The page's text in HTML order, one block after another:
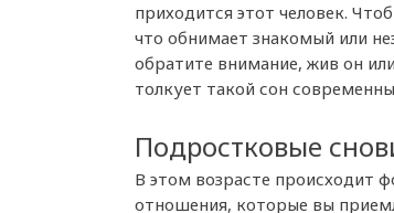
приходится этот человек.
что обнимает знакомый или
обратите внимание, жив он
толкует такой сон
Подростковые
В этом возрасте происходит
отношения, которые вы